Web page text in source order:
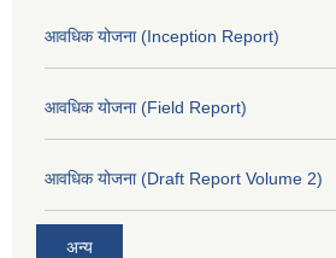
आवधिक योजना (Inception Report)
आवधिक योजना (Field Report)
आवधिक योजना (Draft Report Volume 2)
अन्य